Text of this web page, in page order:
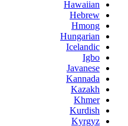
Hawaiian
Hebrew
Hmong
Hungarian
Icelandic
Igbo
Javanese
Kannada
Kazakh
Khmer
Kurdish
Kyrgyz